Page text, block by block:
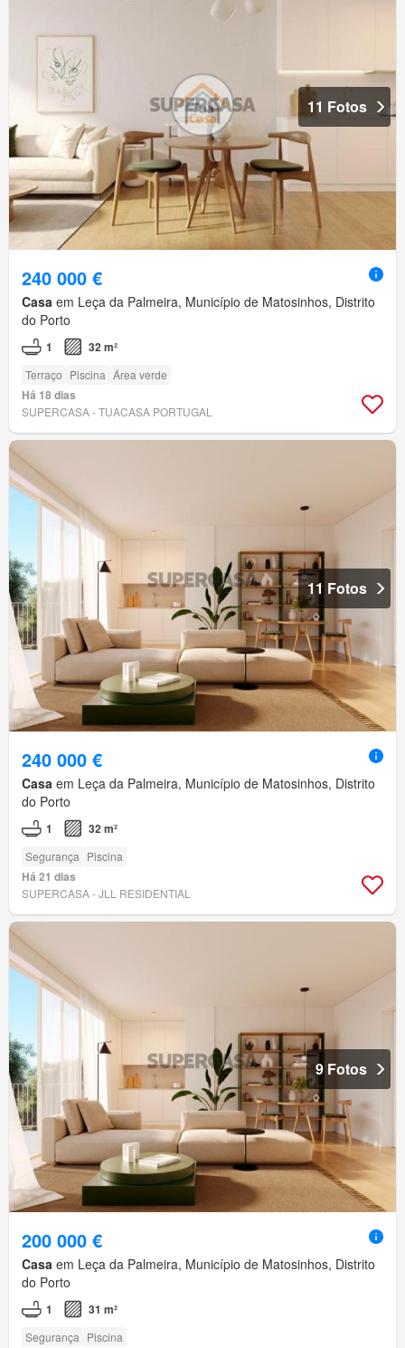
11 Fotos
240 000 €
Casa em Leça da Palmeira, Município de Matosinhos, Distrito
do Porto
1 32 m²
Terraço Piscina Área verde
Há 18 dias
SUPERCASA - TUACASA PORTUGAL
11 Fotos
240 000 €
Casa em Leça da Palmeira, Município de Matosinhos, Distrito
do Porto
1 32 m²
Segurança Piscina
Há 21 dias
SUPERCASA - JLL RESIDENTIAL
9 Fotos
200 000 €
Casa em Leça da Palmeira, Município de Matosinhos, Distrito
do Porto
1 31 m²
Segurança Piscina